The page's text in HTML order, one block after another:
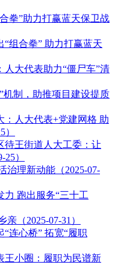
拳”助力打赢蓝天保卫战
组合拳” 助力打赢蓝天
人大代表助力“僵尸车”清
机制，助推项目建设提质
：人大代表+党建网格 助
待王街道人大工委：让
）
治理新动能（2025-07-
力 跑出服务“三十工
（2025-07-31）
连心桥” 拓宽“履职
王小圈：履职为民谱新